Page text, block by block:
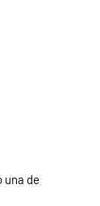
una de